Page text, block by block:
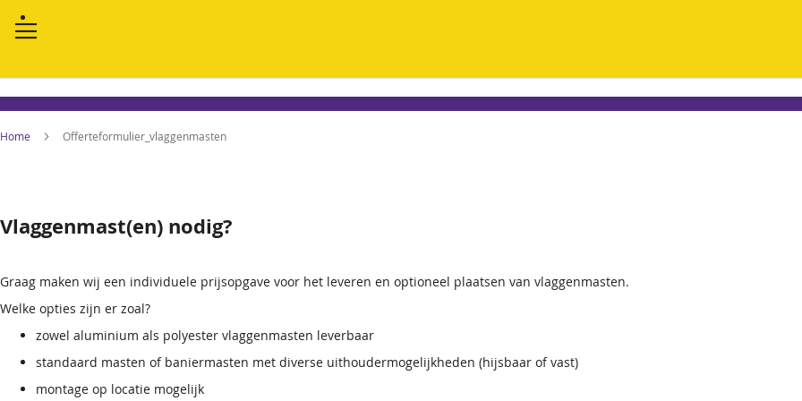
Home Offerteformulier_vlaggenmasten
Vlaggenmast(en) nodig?
Graag maken wij een individuele prijsopgave voor het leveren en optioneel plaatsen van vlaggenmasten.
Welke opties zijn er zoal?
zowel aluminium als polyester vlaggenmasten leverbaar
standaard masten of baniermasten met diverse uithoudermogelijkheden (hijsbaar of vast)
montage op locatie mogelijk